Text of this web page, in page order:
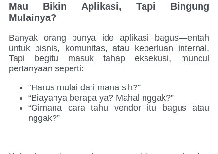
Mau Bikin Aplikasi, Tapi Bingung
Mulainya?
Banyak orang punya ide aplikasi bagus—entah
untuk bisnis, komunitas, atau keperluan internal.
Tapi begitu masuk tahap eksekusi, muncul
pertanyaan seperti:
“Harus mulai dari mana sih?”
“Biayanya berapa ya? Mahal nggak?”
“Gimana cara tahu vendor itu bagus atau
nggak?”